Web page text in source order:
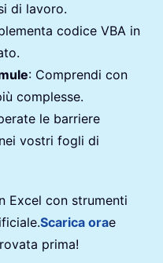
di lavoro.
codice VBA in
: Comprendi con
complesse.
le barriere
vostri fogli di
Excel con strumenti
Scarica orae
prima!